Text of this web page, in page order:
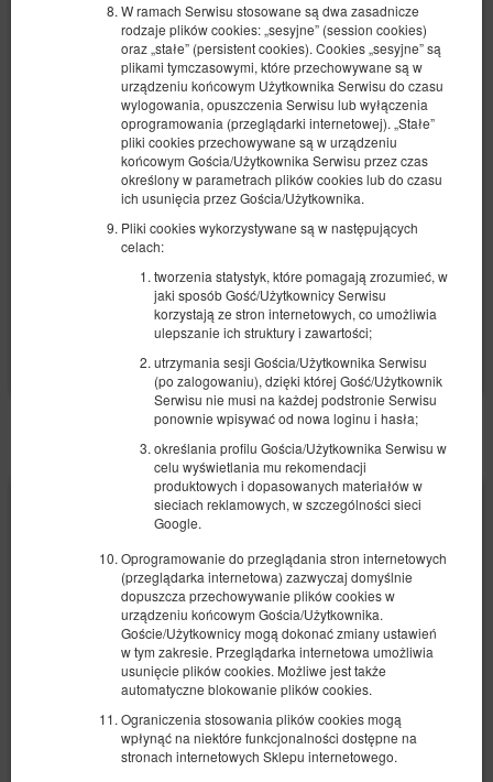
W ramach Serwisu stosowane są dwa zasadnicze
rodzaje plików cookies: „sesyjne” (session cookies)
oraz „stałe” (persistent cookies). Cookies „sesyjne” są
plikami tymczasowymi, które przechowywane są w
urządzeniu końcowym Użytkownika Serwisu do czasu
wylogowania, opuszczenia Serwisu lub wyłączenia
oprogramowania (przeglądarki internetowej). „Stałe”
pliki cookies przechowywane są w urządzeniu
końcowym Gościa/Użytkownika Serwisu przez czas
określony w parametrach plików cookies lub do czasu
ich usunięcia przez Gościa/Użytkownika.
Pliki cookies wykorzystywane są w następujących
celach:
tworzenia statystyk, które pomagają zrozumieć, w
jaki sposób Gość/Użytkownicy Serwisu
korzystają ze stron internetowych, co umożliwia
ulepszanie ich struktury i zawartości;
utrzymania sesji Gościa/Użytkownika Serwisu
(po zalogowaniu), dzięki której Gość/Użytkownik
Serwisu nie musi na każdej podstronie Serwisu
ponownie wpisywać od nowa loginu i hasła;
określania profilu Gościa/Użytkownika Serwisu w
celu wyświetlania mu rekomendacji
produktowych i dopasowanych materiałów w
sieciach reklamowych, w szczególności sieci
Google.
Oprogramowanie do przeglądania stron internetowych
(przeglądarka internetowa) zazwyczaj domyślnie
dopuszcza przechowywanie plików cookies w
urządzeniu końcowym Gościa/Użytkownika.
Goście/Użytkownicy mogą dokonać zmiany ustawień
w tym zakresie. Przeglądarka internetowa umożliwia
usunięcie plików cookies. Możliwe jest także
automatyczne blokowanie plików cookies.
Ograniczenia stosowania plików cookies mogą
wpłynąć na niektóre funkcjonalności dostępne na
stronach internetowych Sklepu internetowego.
Single - Człowiek
Dostępna liczba: 1
pow. 17,00 m2
1 sypialnia
1 łóżko pojedyncze (Single)
411,50 zł
Szczegóły Dostępność
Pokaż oferty
POZOSTAŁE OFERTY